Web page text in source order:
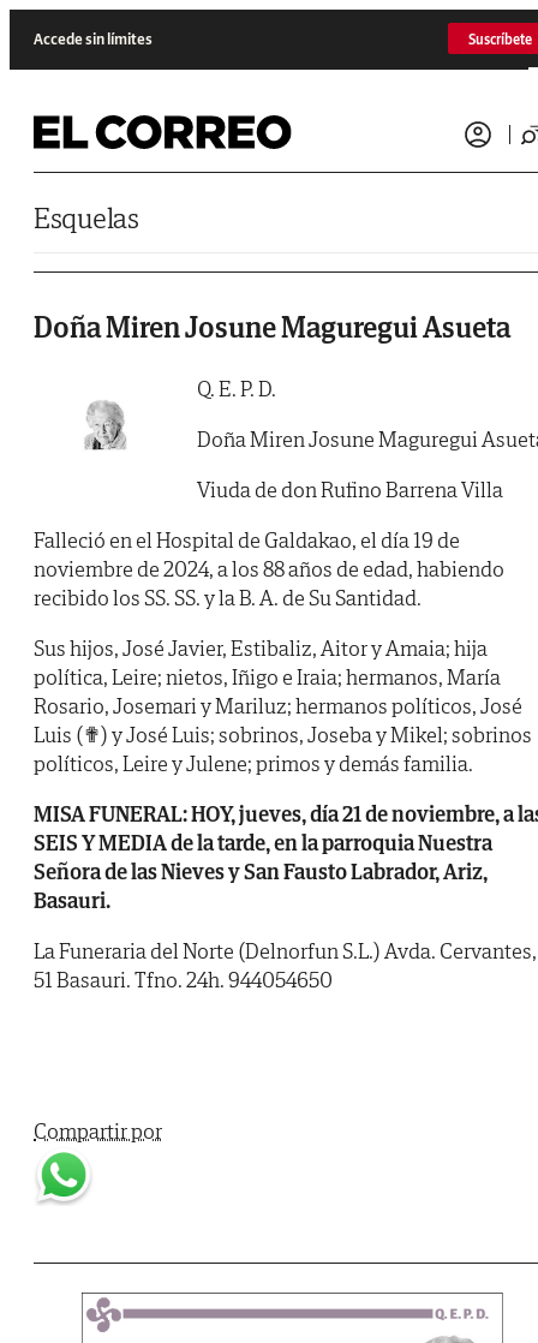
Accede sin límites Suscríbete
Esquelas
Doña Miren Josune Maguregui Asueta
Q. E. P. D.
Doña Miren Josune Maguregui
Viuda de don Rufino Barrena Villa
Falleció en el Hospital de Galdakao, el día 19 de
noviembre de 2024, a los 88 años de edad, habiendo
recibido los SS. SS. y la B. A. de Su Santidad.
Sus hijos, José Javier, Estibaliz, Aitor y Amaia; hija
política, Leire; nietos, Iñigo e Iraia; hermanos, María
Rosario, Josemari y Mariluz; hermanos políticos, José
Luis (✟) y José Luis; sobrinos, Joseba y Mikel; sobrinos
políticos, Leire y Julene; primos y demás familia.
MISA FUNERAL: HOY, jueves, día 21 de noviembre, a
SEIS Y MEDIA de la tarde, en la parroquia Nuestra
Señora de las Nieves y San Fausto Labrador, Ariz,
Basauri.
La Funeraria del Norte (Delnorfun S.L.) Avda. Cervantes,
51 Basauri. Tfno. 24h. 944054650
Compartir por